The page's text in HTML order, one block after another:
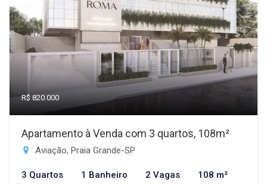
R$ 820.000
Apartamento à Venda com 3 quartos, 108m²
Aviação, Praia Grande-SP
3 Quartos 1 Banheiro 2 Vagas 108 m²